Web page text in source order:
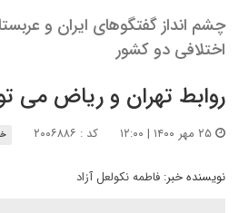
چشم انداز گفتگوهای ایران و
اختلافی دو کشور
روابط تهران و ریاض می
کد : ۲۰۰۶۸۸۶
نویسنده خبر: فاطمه نکولعل آزاد